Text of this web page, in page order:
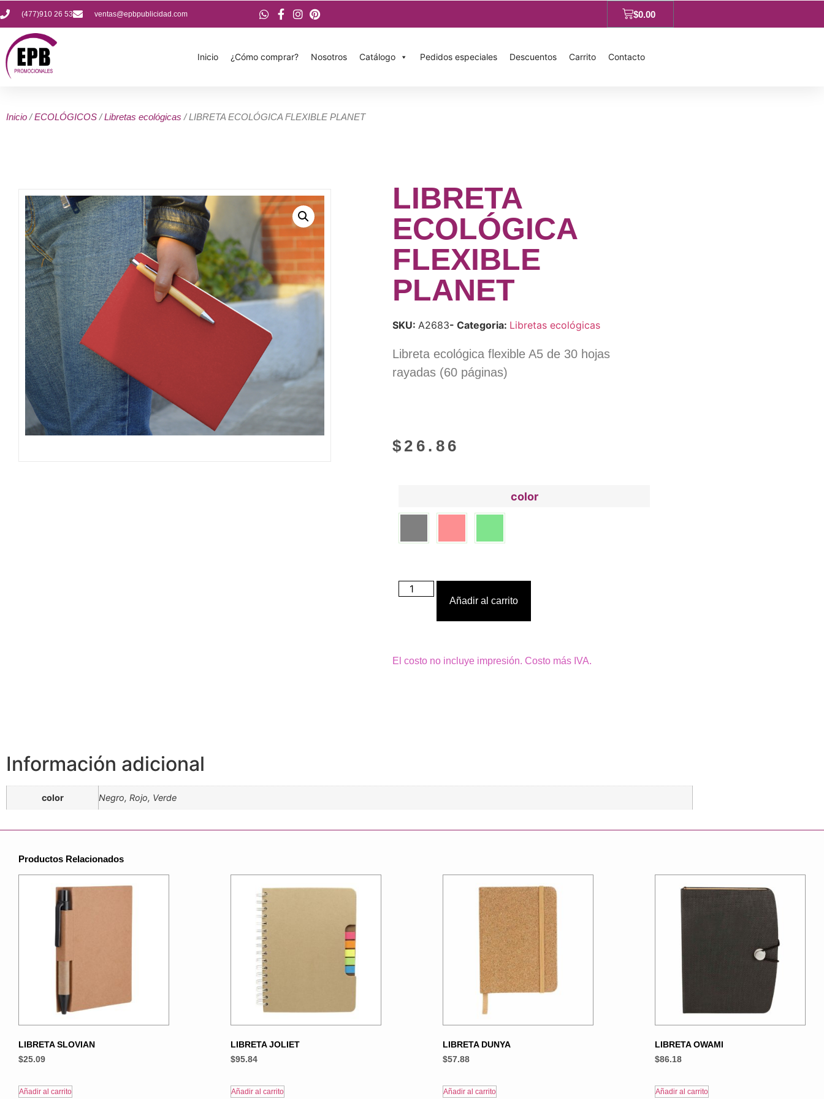
(477)910 26 53 ventas@epbpublicidad.com $0.00
Inicio ¿Cómo comprar? Nosotros Catálogo Pedidos especiales Descuentos Carrito Contacto
Inicio /ECOLÓGICOS /Libretas ecológicas / LIBRETA ECOLÓGICA FLEXIBLE PLANET
LIBRETA
ECOLÓGICA
FLEXIBLE
PLANET
SKU: A2683- Categoria: Libretas ecológicas
Libreta ecológica flexible A5 de 30 hojas
rayadas (60 páginas)
$ 26.86
color
Añadir al carrito
El costo no incluye impresión. Costo más IVA.
Información adicional
color Negro, Rojo, Verde
Productos Relacionados
LIBRETA SLOVIAN
$25.09
Añadir al carrito
LIBRETA JOLIET
$95.84
Añadir al carrito
LIBRETA DUNYA
$57.88
Añadir al carrito
LIBRETA OWAMI
$86.18
Añadir al carrito